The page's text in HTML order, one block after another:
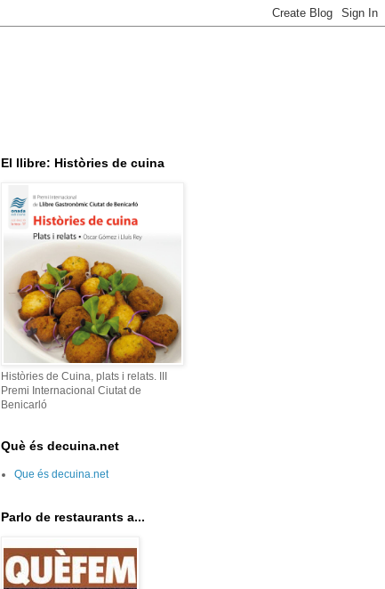
El llibre: Històries de cuina
Històries de Cuina, plats i relats. III
Premi Internacional Ciutat de
Benicarló
Què és decuina.net
Que és decuina.net
Parlo de restaurants a...